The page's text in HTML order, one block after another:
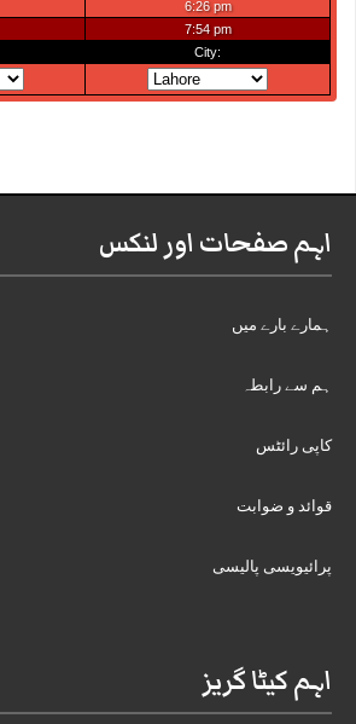
اہم صفحات اور لنکس
ہمارے بارے میں
ہم سے رابطہ
کاپی رائٹس
قوائد و ضوابت
پرائیویسی پالیسی
اہم کیٹا گریز